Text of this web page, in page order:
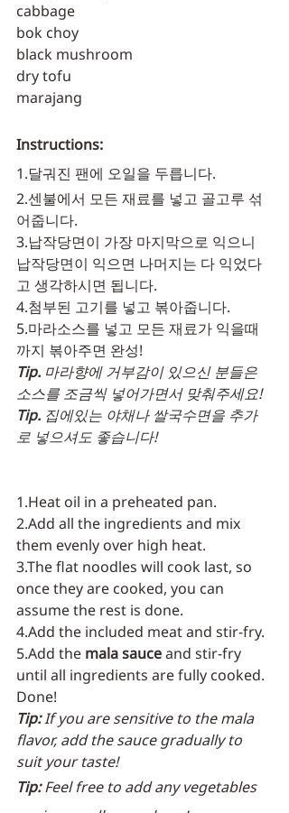
cabbage
bok choy
black mushroom
dry tofu
marajang
Instructions:
1.달궈진 팬에 오일을 두릅니다.
2.센불에서 모든 재료를 넣고 골고루 섞
어줍니다.
3.납작당면이 가장 마지막으로 익으니
납작당면이 익으면 나머지는 다 익었다
고 생각하시면 됩니다.
4.첨부된 고기를 넣고 볶아줍니다.
5.마라소스를 넣고 모든 재료가 익을때
까지 볶아주면 완성!
Tip. 마라향에 거부감이 있으신 분들은
소스를 조금씩 넣어가면서 맞춰주세요!
Tip. 집에있는 야채나 쌀국수면을 추가
로 넣으셔도 좋습니다!
1.Heat oil in a preheated pan.
2.Add all the ingredients and mix
them evenly over high heat.
3.The flat noodles will cook last, so
once they are cooked, you can
assume the rest is done.
4.Add the included meat and stir-fry.
5.Add the mala sauce and stir-fry
until all ingredients are fully cooked.
Done!
Tip: If you are sensitive to the mala
flavor, add the sauce gradually to
suit your taste!
Tip: Feel free to add any vegetables